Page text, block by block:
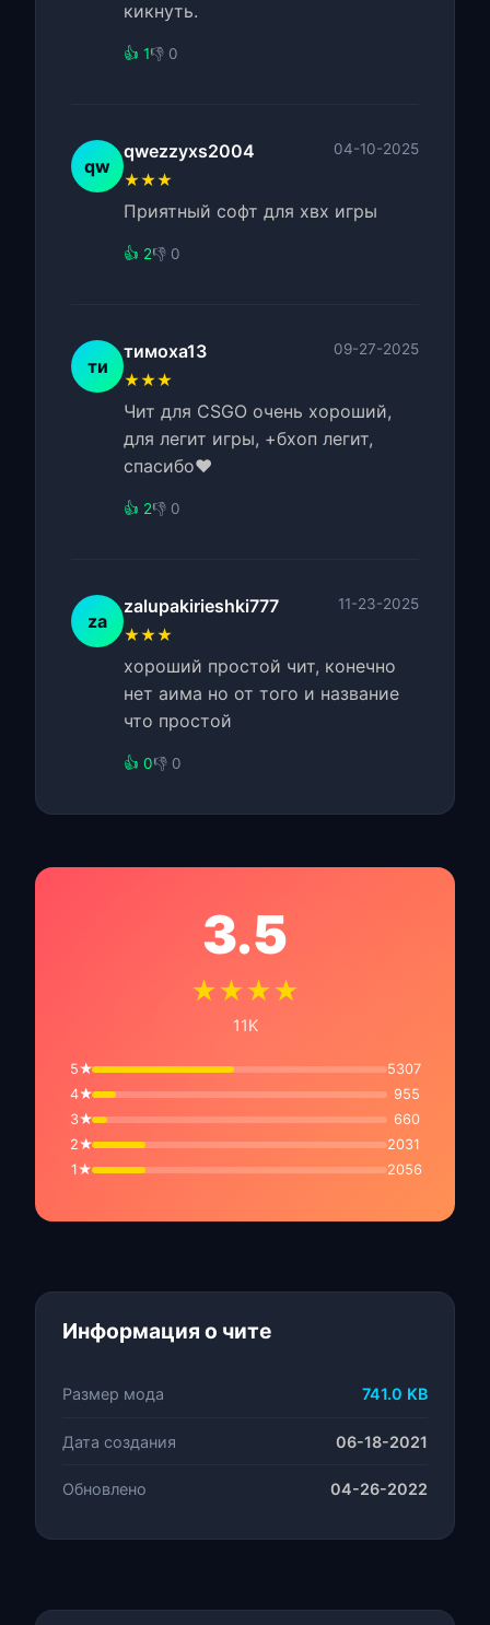
кикнуть.
👍 1👎 0
qw
qwezzyxs2004 04-10-2025
★★★
Приятный софт для хвх игры
👍 2👎 0
ти
тимоха13 09-27-2025
★★★
Чит для CSGO очень хороший,
для легит игры, +бхоп легит,
спасибо❤️
👍 2👎 0
za
zalupakirieshki777 11-23-2025
★★★
хороший простой чит, конечно
нет аима но от того и название
что простой
👍 0👎 0
3.5
★★★★
11K
5★
5307
4★
955
3★
660
2★
2031
1★
2056
Информация о чите
Размер мода 741.0 KB
Дата создания 06-18-2021
Обновлено 04-26-2022